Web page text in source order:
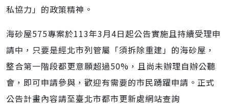
私協力」的政策精神。
海砂屋575專案於113年3月4日起公告實施且持續受理申
請中，只要是經北市列管屬「須拆除重建」的海砂屋，
整合第一階段都更意願超過50%，且尚未辦理自辦公聽
會，即可申請參與，歡迎有需要的市民踴躍申請。正式
公告計畫內容請至臺北市都市更新處網站查詢